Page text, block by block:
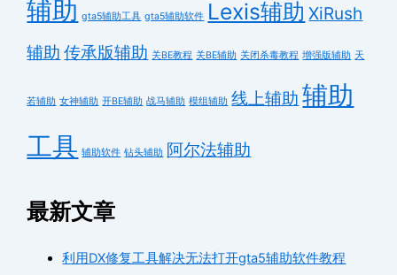
辅助 gta5辅助工具 gta5辅助软件 Lexis辅助 XiRush
辅助 传承版辅助 关BE教程 关BE辅助 关闭杀毒教程 增强版辅助 天
若辅助 女神辅助 开BE辅助 战马辅助 模组辅助 线上辅助 辅助
工具 辅助软件 钻头辅助 阿尔法辅助
最新文章
利用DX修复工具解决无法打开gta5辅助软件教程